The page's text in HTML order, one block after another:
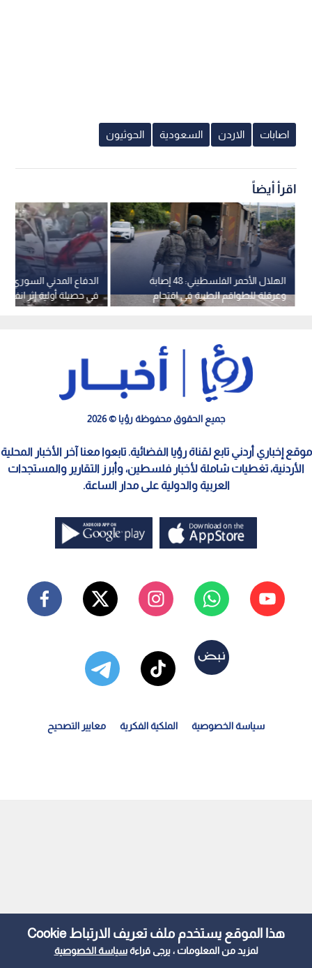
هذا الموقع يستخدم ملف تعريف الارتباط Cookie
لمزيد من المعلومات ، يرجى قراءةسياسة الخصوصية
اصابات الاردن السعودية الحوثيون
اقرأ أيضاً
الدفاع المدني
في حصيلة أولية إثر
دمشق
الهلال الأحمر الفلسطيني: 48 إصابة
وعرقلة للطواقم الطبية في اقتحام
مستمر لقوات الاحتلال في قلنديا
جميع الحقوق محفوظة رؤيا © 2026
موقع إخباري أردني تابع لقناة رؤيا الفضائية. تابعوا معنا آخر الأخبار المحلية
الأردنية، تغطيات شاملة لأخبار فلسطين، وأبرز التقارير والمستجدات
العربية والدولية على مدار الساعة.
سياسة الخصوصية الملكية الفكرية معايير التصحيح